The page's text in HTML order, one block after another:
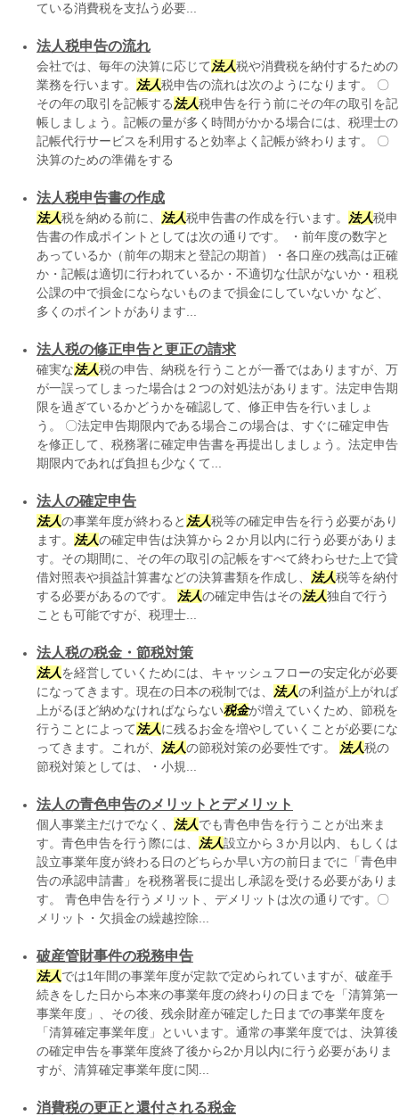
ている消費税を支払う必要...
法人税申告の流れ
会社では、毎年の決算に応じて 法人税や消費税を納付するための
業務を行います。
法人税申告の流れは次のようになります。 〇
その年の取引を記帳する 法人税申告を行う前にその年の取引を記
帳しましょう。記帳の量が多く時間がかかる場合には、税理士の
記帳代行サービスを利用すると効率よく記帳が終わります。 〇
決算のための準備をする
法人税申告書の作成
法人税を納める前に、 法人税申告書の作成を行います。 法人税申
告書の作成ポイントとしては次の通りです。 ・前年度の数字と
あっているか（前年の期末と登記の期首）・各口座の残高は正確
か・記帳は適切に行われているか・不適切な仕訳がないか・租税
公課の中で損金にならないものまで損金にしていないか など、
多くのポイントがあります...
法人税の修正申告と更正の請求
確実な法人税の申告、納税を行うことが一番ではありますが、万
が一誤ってしまった場合は２つの対処法があります。法定申告期
限を過ぎているかどうかを確認して、修正申告を行いましょ
う。 〇法定申告期限内である場合この場合は、すぐに確定申告
を修正して、税務署に確定申告書を再提出しましょう。法定申告
期限内であれば負担も少なくて...
法人の確定申告
法人の事業年度が終わると 法人税等の確定申告を行う必要があり
ます。
法人の確定申告は決算から２か月以内に行う必要がありま
す。その期間に、その年の取引の記帳をすべて終わらせた上で貸
借対照表や損益計算書などの決算書類を作成し、
法人税等を納付
する必要があるのです。
法人の確定申告はその法人独自で行う
ことも可能ですが、税理士...
法人税の税金・節税対策
法人を経営していくためには、キャッシュフローの安定化が必要
になってきます。現在の日本の税制では、
法人の利益が上がれば
上がるほど納めなければならない税金が増えていくため、節税を
行うことによって 法人に残るお金を増やしていくことが必要にな
ってきます。これが、
法人の節税対策の必要性です。 法人税の
節税対策としては、・小規...
法人の青色申告のメリットとデメリット
個人事業主だけでなく、 法人でも青色申告を行うことが出来ま
す。青色申告を行う際には、
法人設立から３か月以内、もしくは
設立事業年度が終わる日のどちらか早い方の前日までに「青色申
告の承認申請書」を税務署長に提出し承認を受ける必要がありま
す。 青色申告を行うメリット、デメリットは次の通りです。〇
メリット・欠損金の繰越控除...
破産管財事件の税務申告
法人では1年間の事業年度が定款で定められていますが、破産手
続きをした日から本来の事業年度の終わりの日までを「清算第一
事業年度」、その後、残余財産が確定した日までの事業年度を
「清算確定事業年度」といいます。通常の事業年度では、決算後
の確定申告を事業年度終了後から2か月以内に行う必要がありま
すが、清算確定事業年度に関...
消費税の更正と還付される税金